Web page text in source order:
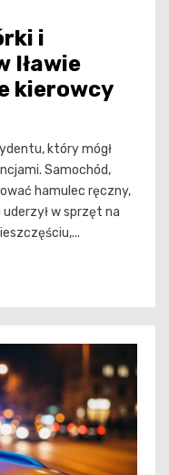
i
Iławie
kierowcy
który mógł
Samochód,
hamulec ręczny,
w sprzęt na